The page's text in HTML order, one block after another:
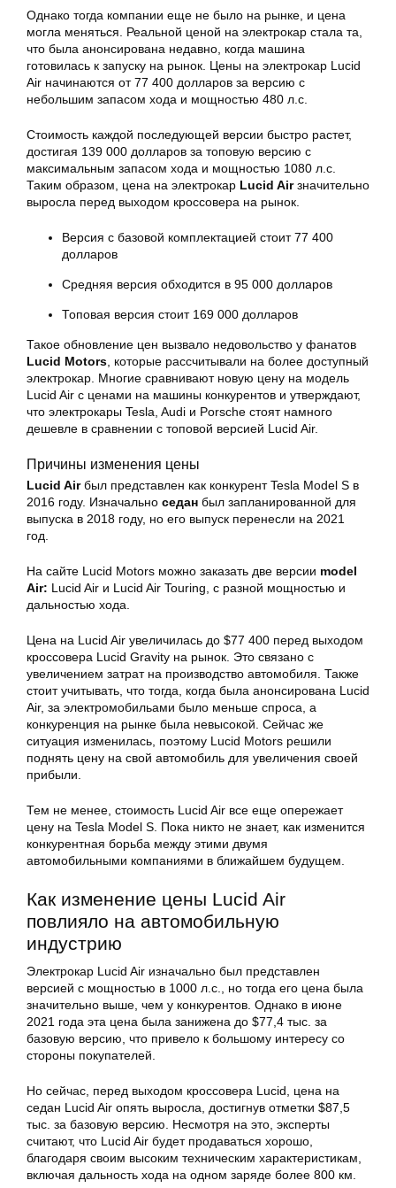
Однако тогда компании еще не было на рынке, и цена
могла меняться. Реальной ценой на электрокар стала та,
что была анонсирована недавно, когда машина
готовилась к запуску на рынок. Цены на электрокар Lucid
Air начинаются от 77 400 долларов за версию с
небольшим запасом хода и мощностью 480 л.с.
Стоимость каждой последующей версии быстро растет,
достигая 139 000 долларов за топовую версию с
максимальным запасом хода и мощностью 1080 л.с.
Таким образом, цена на электрокар Lucid Airзначительно
выросла перед выходом кроссовера на рынок.
Версия с базовой комплектацией стоит 77 400
долларов
Средняя версия обходится в 95 000 долларов
Топовая версия стоит 169 000 долларов
Такое обновление цен вызвало недовольство у фанатов
Lucid Motors , которые рассчитывали на более доступный
электрокар. Многие сравнивают новую цену на модель
Lucid Air с ценами на машины конкурентов и утверждают,
что электрокары Tesla, Audi и Porsche стоят намного
дешевле в сравнении с топовой версией Lucid Air.
Причины изменения цены
Lucid Airбыл представлен как конкурентTesla Model S в
2016 году. Изначально седан был запланированной для
выпуска в 2018 году, но его выпуск перенесли на 2021
год.
На сайте Lucid Motors можно заказать две версии model
Air: Lucid Air и Lucid Air Touring, с разной мощностью и
дальностью хода.
Цена на Lucid Air увеличилась до $77 400 перед выходом
кроссовера Lucid Gravity на рынок. Это связано с
увеличением затрат на производство автомобиля. Также
стоит учитывать, что тогда, когда была анонсирована Lucid
Air, за электромобильами было меньше спроса, а
конкуренция на рынке была невысокой. Сейчас же
ситуация изменилась, поэтому Lucid Motors решили
поднять цену на свой автомобиль для увеличения своей
прибыли.
Тем не менее, стоимость Lucid Air все еще опережает
цену на Tesla Model S . Пока никто не знает, как изменится
конкурентная борьба между этими двумя
автомобильными компаниями в ближайшем будущем.
Как изменение цены Lucid Air
повлияло на автомобильную
индустрию
Электрокар Lucid Air изначально был представлен
версией с мощностью в 1000 л.с., но тогда его цена была
значительно выше, чем у конкурентов. Однако в июне
2021 года эта цена была занижена до $77,4 тыс. за
базовую версию, что привело к большому интересу со
стороны покупателей.
Но сейчас, перед выходом кроссовера Lucid, цена на
седан Lucid Air опять выросла, достигнув отметки $87,5
тыс. за базовую версию. Несмотря на это, эксперты
считают, что Lucid Air будет продаваться хорошо,
благодаря своим высоким техническим характеристикам,
включая дальность хода на одном заряде более 800 км.